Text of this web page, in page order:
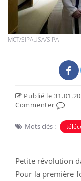
MCT/SIPAUSA/SIPA
Publié le
Commenter
Mots clés :
Petite révolution
Pour la première